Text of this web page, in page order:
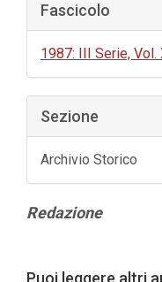
Fascicolo
1987: III Serie, Vol.
Sezione
Archivio Storico
Contenuto
Redazione
Puoi leggere altri